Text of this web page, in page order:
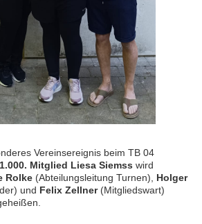
Vereinsereignis beim TB 04
1.000. Mitglied Liesa Siemss wird
Rolke (Abteilungsleitung Turnen), Holger
und Felix Zellner(Mitgliedswart)